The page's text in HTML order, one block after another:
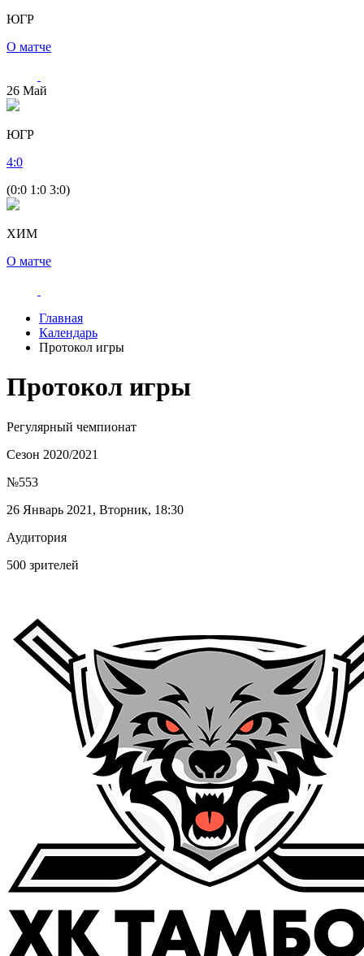
ЮГР
О матче
26 Май
ЮГР
4:0
(0:0 1:0 3:0)
ХИМ
О матче
Главная
Календарь
Протокол игры
Протокол игры
Регулярный чемпионат
Сезон 2020/2021
№553
26 Январь 2021, Вторник, 18:30
Аудитория
500 зрителей